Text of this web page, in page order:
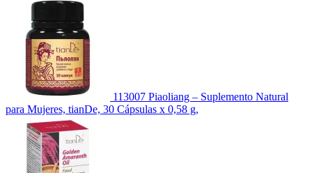
113007 Piaoliang – Suplemento Natural
para Mujeres, tianDe, 30 Cápsulas x 0,58 g,